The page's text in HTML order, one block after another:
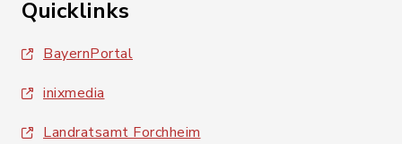
Quicklinks
BayernPortal
inixmedia
Landratsamt Forchheim